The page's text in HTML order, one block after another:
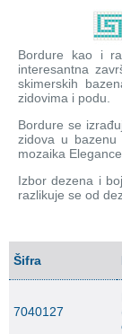
Bordure kao i
interesantna
skimerskih
zidovima i podu.
Bordure se
zidova u
mozaika
Izbor dezena i
razlikuje se od
Šifra
7040127